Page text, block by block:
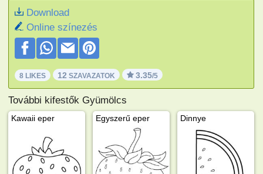
Download
Online színezés
8 LIKES 12 SZAVAZATOK 3.35/5
További kifestők Gyümölcs
Kawaii eper Egyszerű eper Dinnye